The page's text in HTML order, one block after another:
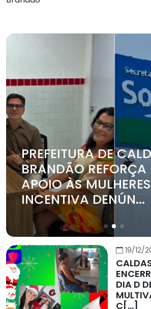
PREFEITURA DE
BRANDÃO REFORÇA
APOIO ÀS
INCENTIVA DENÚN...
19/12/
DIA D
C[...]